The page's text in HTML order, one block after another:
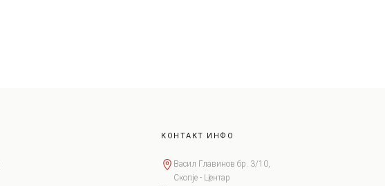
КОНТАКТ ИНФО
Васил Главинов бр. 3/10,
Скопје - Центар